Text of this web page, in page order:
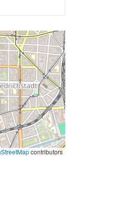
contributors